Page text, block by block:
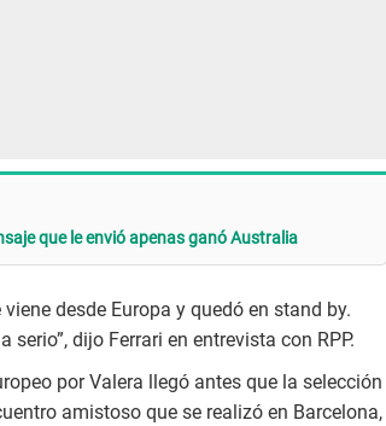
que le envió apenas ganó Australia
desde Europa y quedó en stand by.
dijo Ferrari en entrevista con RPP.
por Valera llegó antes que la selección
amistoso que se realizó en Barcelona,